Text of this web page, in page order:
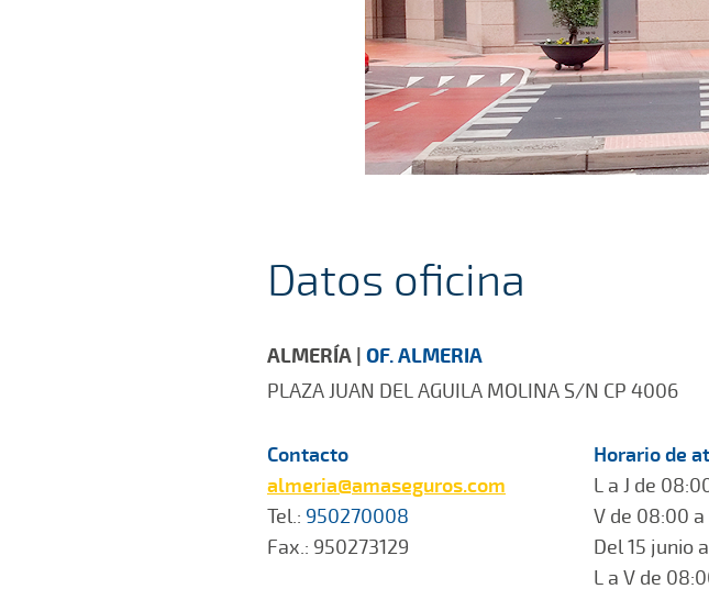
Datos oficina
ALMERÍA |OF. ALMERIA
PLAZA JUAN DEL AGUILA MOLINA S/N CP 4006
Contacto
almeria@amaseguros.com
Tel.: 950270008
Fax.: 950273129
Horario de
L a J de
V de 08:00 a
Del 15 junio
L a V de